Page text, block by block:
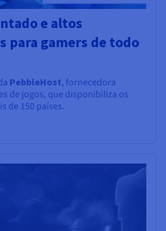
e altos
para gamers de todo
PebbleHost, fornecedora
de jogos, que disponibiliza os
de 150 países.